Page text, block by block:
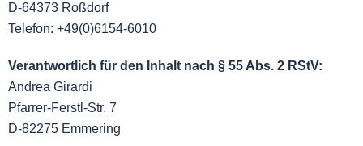
D-64373 Roßdorf
Telefon: +49(0)6154-6010
Verantwortlich für den Inhalt nach § 55 Abs. 2 RStV:
Andrea Girardi
Pfarrer-Ferstl-Str. 7
D-82275 Emmering